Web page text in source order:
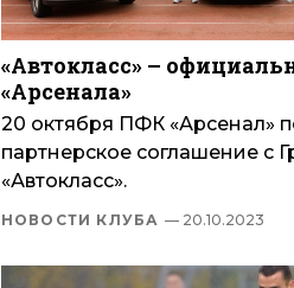
«Автокласс» –
«Арсенала»
20 октября ПФК «Арсенал»
партнерское соглашение с
«Автокласс».
НОВОСТИ КЛУБА — 20.10.2023